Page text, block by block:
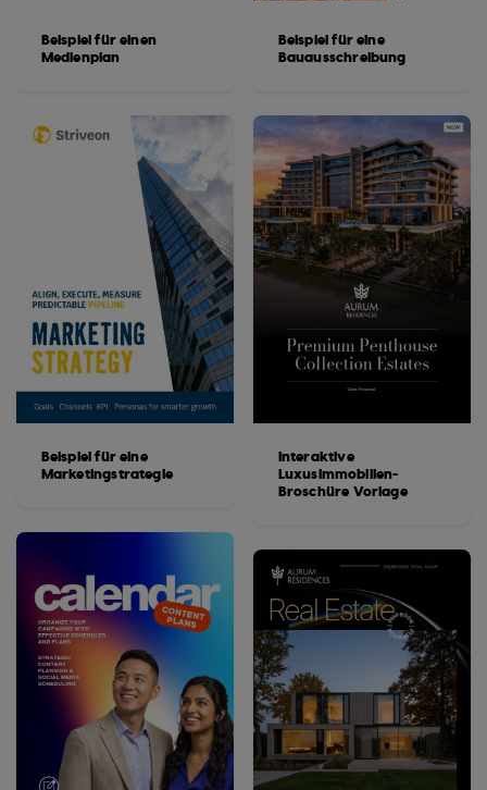
Beispiel für einen
Medienplan
Beispiel für eine
Marketingstrategie
Beispiel für eine
Bauausschreibung
Interaktive
Luxusimmobilien-
Broschüre Vorlage